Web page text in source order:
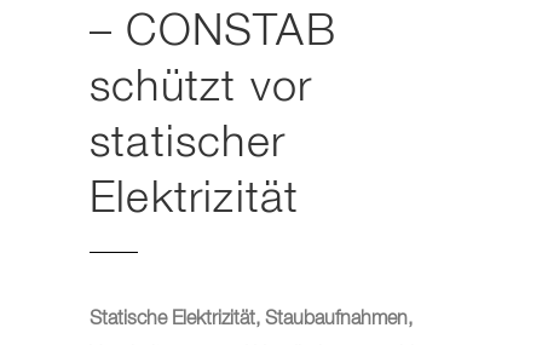
– CONSTAB
schützt vor
statischer
Elektrizität
Statische Elektrizität, Staubaufnahmen,